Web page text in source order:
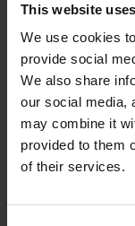
This website
We use cookies
provide social
We also share
our social media,
may combine it
provided to them
of their services.